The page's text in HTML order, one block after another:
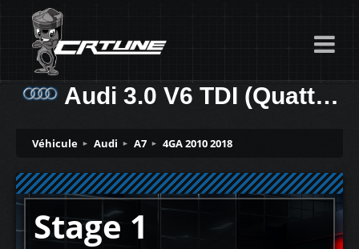
Audi 3.0 V6 TDI (Quattro) 218ch
Véhicule Audi A7 4GA 2010 2018
Stage 1